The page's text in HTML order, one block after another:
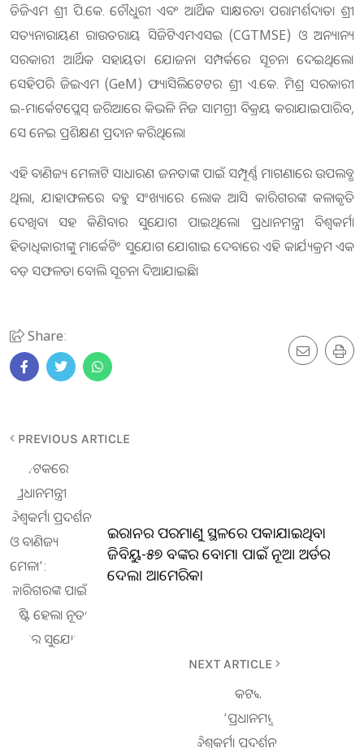
ଡିଜିଏମ ଶ୍ରୀ ପି.କେ. ଚୌଧୁରୀ ଏବଂ ଆର୍ଥିକ ସାକ୍ଷରତା ପରାମର୍ଶଦାତା ଶ୍ରୀ
ସତ୍ୟନାରାୟଣ ରାଉତରାୟ ସିଜିଟିଏମଏସଇ (CGTMSE) ଓ ଅନ୍ୟାନ୍ୟ
ସରକାରୀ ଆର୍ଥିକ ସହାୟତା ଯୋଜନା ସମ୍ପର୍କରେ ସୂଚନା ଦେଇଥିଲେ।
ସେହିପରି ଜିଇଏମ (GeM) ଫ୍ୟାସିଲିଟେଟର ଶ୍ରୀ ଏ.କେ. ମିଶ୍ର ସରକାରୀ
ଇ-ମାର୍କେଟପ୍ଲେସ୍ ଜରିଆରେ କିଭଳି ନିଜ ସାମଗ୍ରୀ ବିକ୍ରୟ କରାଯାଇପାରିବ,
ସେ ନେଇ ପ୍ରଶିକ୍ଷଣ ପ୍ରଦାନ କରିଥିଲେ।
ଏହି ବାଣିଜ୍ୟ ମେଳାଟି ସାଧାରଣ ଜନତାଙ୍କ ପାଇଁ ସମ୍ପୂର୍ଣ୍ଣ ମାଗଣାରେ ଉପଲବ୍ଧ
ଥିଲା, ଯାହାଫଳରେ ବହୁ ସଂଖ୍ୟାରେ ଲୋକ ଆସି କାରିଗରଙ୍କ କଳାକୃତି
ଦେଖିବା ସହ କିଣିବାର ସୁଯୋଗ ପାଇଥିଲେ। ପ୍ରଧାନମନ୍ତ୍ରୀ ବିଶ୍ୱକର୍ମା
ହିତାଧିକାରୀଙ୍କୁ ମାର୍କେଟିଂ ସୁଯୋଗ ଯୋଗାଇ ଦେବାରେ ଏହି କାର୍ଯ୍ୟକ୍ରମ ଏକ
ବଡ଼ ସଫଳତା ବୋଲି ସୂଚନା ଦିଆଯାଇଛି।
Share:
PREVIOUS ARTICLE
ଇରାନର ପରମାଣୁ ସ୍ଥଳରେ ପକାଯାଇଥିବା
ଜିବିୟୁ-୫୭ ବଙ୍କର ବୋମା ପାଇଁ ନୂଆ ଅର୍ଡର
ଦେଲା ଆମେରିକା
NEXT ARTICLE